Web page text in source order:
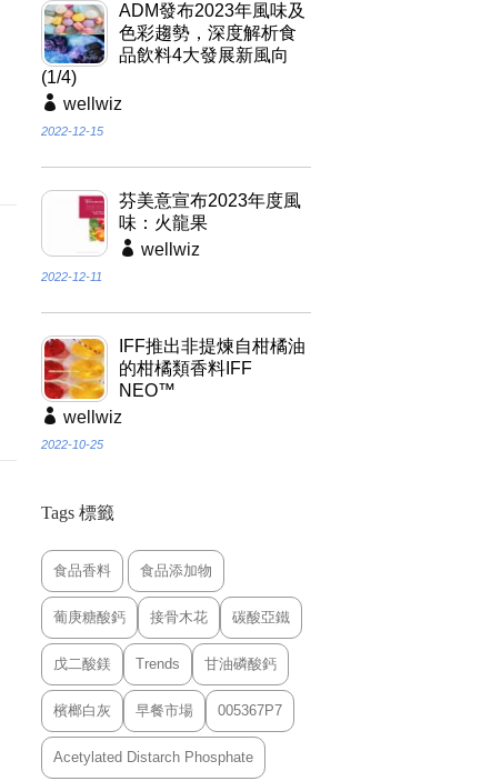
ADM發布2023年風味及
色彩趨勢，深度解析食
品飲料4大發展新風向
(1/4)
wellwiz
2022-12-15
芬美意宣布2023年度風
味：火龍果
wellwiz
2022-12-11
IFF推出非提煉自柑橘油
的柑橘類香料IFF
NEO™
wellwiz
2022-10-25
Tags 標籤
食品香料 食品添加物
葡庚糖酸鈣 接骨木花 碳酸亞鐵
戊二酸鎂 Trends 甘油磷酸鈣
檳榔白灰 早餐市場 005367P7
Acetylated Distarch Phosphate